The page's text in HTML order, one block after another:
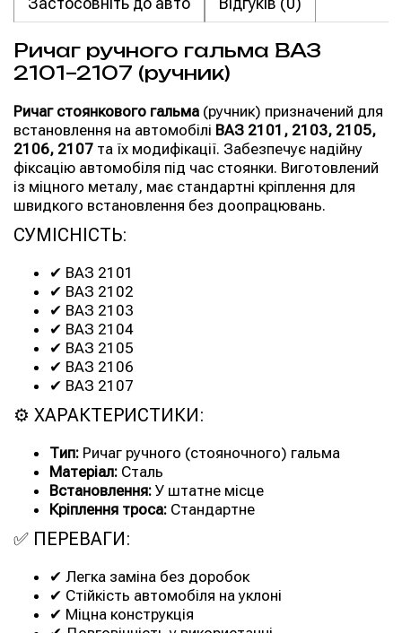
Ричаг ручного гальма ВАЗ
2101–2107 (ручник)
Ричаг стоянкового гальма (ручник) призначений для
встановлення на автомобілі ВАЗ 2101, 2103, 2105,
2106, 2107 та їх модифікації. Забезпечує надійну
фіксацію автомобіля під час стоянки. Виготовлений
із міцного металу, має стандартні кріплення для
швидкого встановлення без доопрацювань.
СУМІСНІСТЬ:
✔ ВАЗ 2101
✔ ВАЗ 2102
✔ ВАЗ 2103
✔ ВАЗ 2104
✔ ВАЗ 2105
✔ ВАЗ 2106
✔ ВАЗ 2107
⚙ ХАРАКТЕРИСТИКИ:
Тип: Ричаг ручного (стояночного) гальма
Матеріал: Сталь
Встановлення: У штатне місце
Кріплення троса: Стандартне
✅ ПЕРЕВАГИ:
✔ Легка заміна без доробок
✔ Стійкість автомобіля на уклоні
✔ Міцна конструкція